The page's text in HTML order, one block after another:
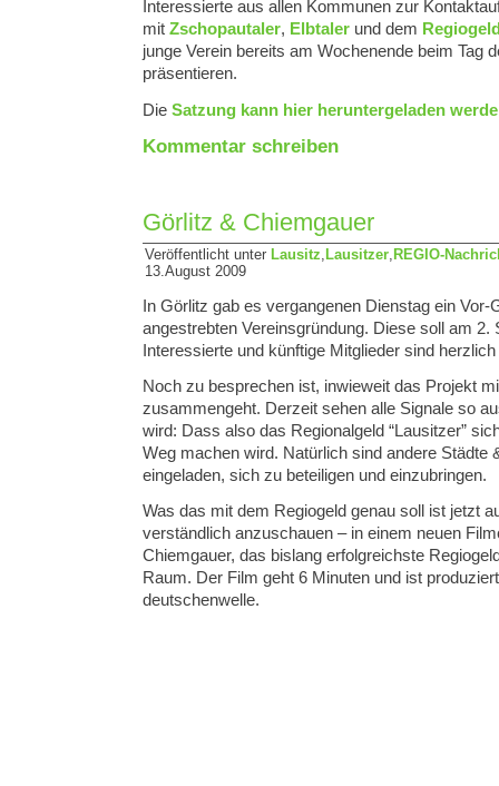
Interessierte aus allen Kommunen zur
mit Zschopautaler, Elbtalerund dem
junge Verein bereits am Wochenende beim Tag
präsentieren.
Die Satzung kann hier heruntergeladen
Kommentar schreiben
Görlitz & Chiemgauer
Veröffentlicht unter Lausitz Lausitzer, REGIO-
13.August 2009
In Görlitz gab es vergangenen Dienstag ein Vor-
angestrebten Vereinsgründung. Diese soll am 2.
Interessierte und künftige Mitglieder sind
Noch zu besprechen ist, inwieweit das Projekt
zusammengeht. Derzeit sehen alle Signale so
wird: Dass also das Regionalgeld “Lausitzer”
Weg machen wird. Natürlich sind andere Städte
eingeladen, sich zu beteiligen und einzubringen.
Was das mit dem Regiogeld genau soll ist jetzt
verständlich anzuschauen – in einem neuen
Chiemgauer, das bislang erfolgreichste
Raum. Der Film geht 6 Minuten und ist
deutschenwelle.